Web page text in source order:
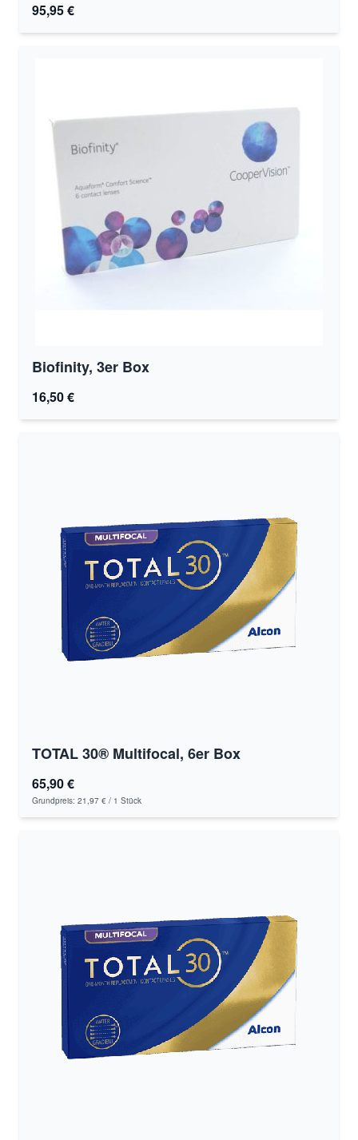
95,95 €
Biofinity, 3er Box
16,50 €
TOTAL 30® Multifocal, 6er Box
65,90 €
Grundpreis: 21,97 € / 1 Stück